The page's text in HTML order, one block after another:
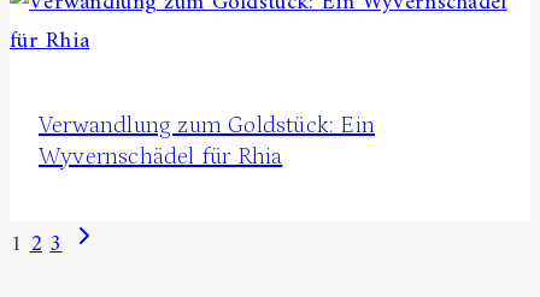
Verwandlung zum Goldstück: Ein
Wyvernschädel für Rhia
Seitennavigation
1 23 Nächste